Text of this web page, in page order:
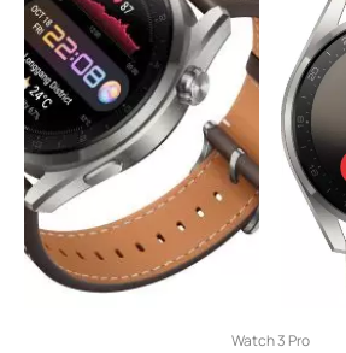
Watch 3 Pro